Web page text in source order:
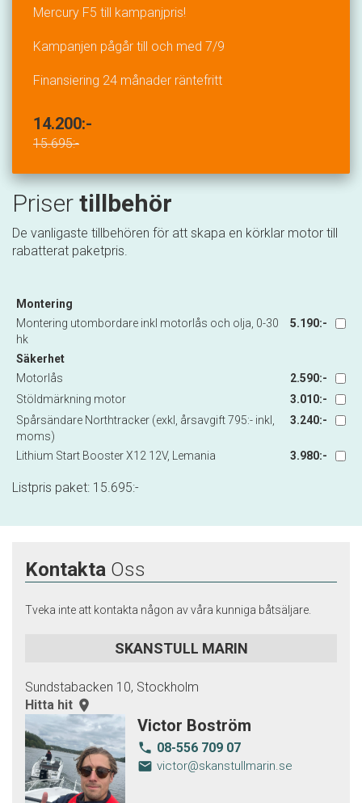
Mercury F5 till kampanjpris!
Kampanjen pågår till och med 7/9
Finansiering 24 månader räntefritt
14.200:-
15.695:-
Priser tillbehör
De vanligaste tillbehören för att skapa en körklar motor till
rabatterat paketpris.
Montering
Montering utombordare inkl motorlås och olja, 0-30
hk
5.190:-
Säkerhet
Motorlås
2.590:-
Stöldmärkning motor
3.010:-
Spårsändare Northtracker (exkl, årsavgift 795:- inkl,
moms)
3.240:-
Lithium Start Booster X12 12V, Lemania 3.980:-
Listpris paket: 15.695:-
Kontakta Oss
Tveka inte att kontakta någon av våra kunniga båtsäljare.
SKANSTULL MARIN
Sundstabacken 10, Stockholm
Hitta hit room
Victor Boström
local_phone 08-556 709 07
email victor@skanstullmarin.se